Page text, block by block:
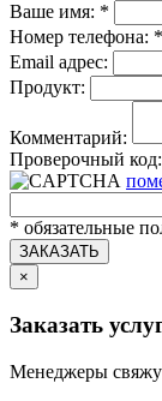
Ваше имя: *
Номер телефона: *
Email адрес:
Продукт:
Комментарий:
Проверочный код:
* обязательные
ЗАКАЗАТЬ
×
Заказать
Менеджеры